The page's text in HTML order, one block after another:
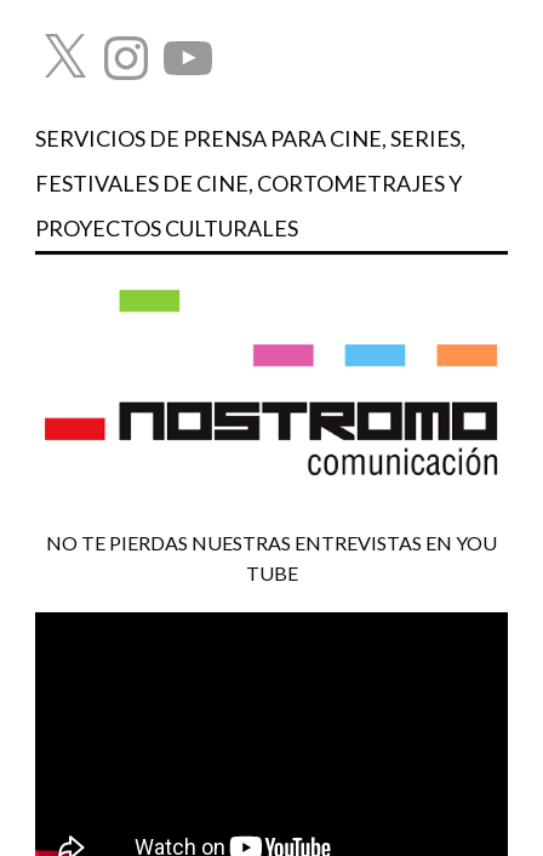
X InstagramYouTube
SERVICIOS DE PRENSA PARA CINE, SERIES,
FESTIVALES DE CINE, CORTOMETRAJES Y
PROYECTOS CULTURALES
NO TE PIERDAS NUESTRAS ENTREVISTAS EN YOU
TUBE